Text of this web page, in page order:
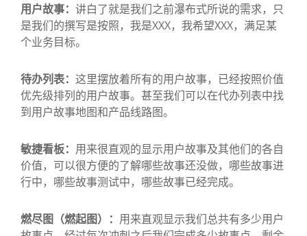
用户故事： 讲白了就是我们之前瀑布式所说的需求，只
是我们的撰写是按照，我是XXX，我希望XXX，满足某
个业务目标。
待办列表： 这里摆放着所有的用户故事，已经按照价值
优先级排列的用户故事。甚至我们可以在代办列表中找
到用户故事地图和产品线路图。
敏捷看板： 用来很直观的显示用户故事及其他们的各自
价值，可以很方便的了解哪些故事还没做，哪些故事进
行中，哪些故事测试中，哪些故事已经完成。
燃尽图（燃起图）： 用来直观显示我们总共有多少用户